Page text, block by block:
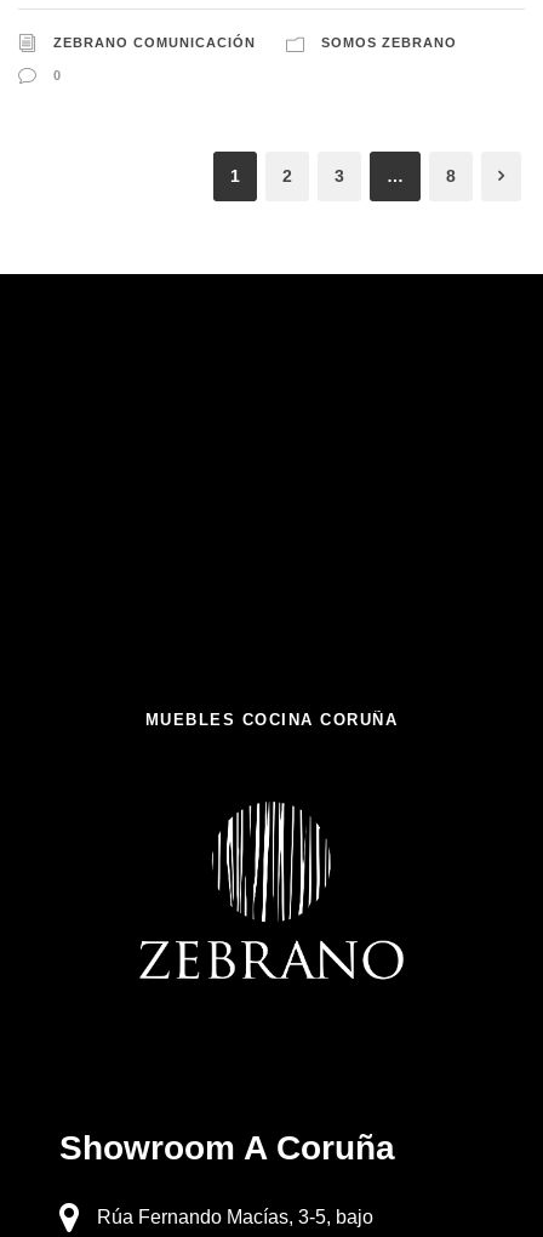
ZEBRANO COMUNICACIÓN SOMOS ZEBRANO
0
1 2 3 … 8
MUEBLES COCINA CORUÑA
Showroom A Coruña
Rúa Fernando Macías, 3-5, bajo